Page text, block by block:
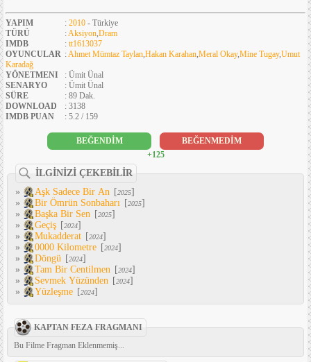
YAPIM : 2010 - Türkiye
TÜRÜ
:Aksiyon,Dram
IMDB
: tt1613037
OYUNCULAR :Ahmet Mümtaz Taylan,Hakan Karahan,Meral Okay,Mine Tugay,Umut
Karadağ
YÖNETMENI
: Ümit Ünal
SENARYO
: Ümit Ünal
SÜRE
: 89 Dak.
DOWNLOAD
: 3138
IMDB PUAN
: 5.2 / 159
BEĞENDİM
BEĞENMEDİM
+125
İLGİNİZİ ÇEKEBİLİR
»
Aşk Sadece Bir An [2025]
»
Bir Ömrün Sonbaharı [2025]
»
Başka Bir Sen [2025]
»
Geçiş [2024]
»
Mukadderat [2024]
»
0000 Kilometre [2024]
»
Döngü [2024]
»
Tam Bir Centilmen [2024]
»
Sevmek Yüzünden [2024]
»
Yüzleşme [2024]
KAPTAN FEZA FRAGMANI
Bu Filme Fragman Eklenmemiş...